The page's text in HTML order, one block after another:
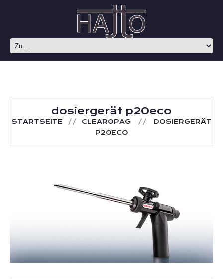
dosiergerät p20eco
STARTSEITE CLEAROPAG
DOSIERGERÄT
P20ECO